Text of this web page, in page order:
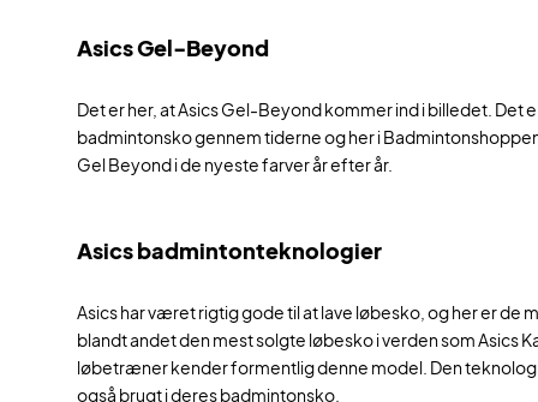
Asics Gel-Beyond
Det er her, at Asics Gel-Beyond kommer ind i billedet. Det
badmintonsko gennem tiderne og her i
Gel Beyond i de nyeste farver år efter år.
Asics badmintonteknologier
Asics har været rigtig gode til at lave løbesko, og her er de
blandt andet den mest solgte løbesko i verden som Asics
løbetræner kender formentlig denne model. Den teknologi
også brugt i deres badmintonsko.